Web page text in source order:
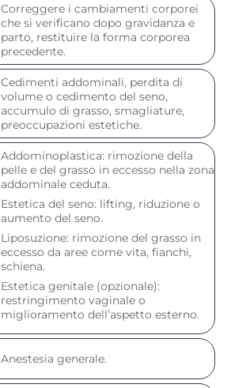
Correggere i cambiamenti corporei
che si verificano dopo gravidanza e
parto, restituire la forma corporea
precedente.
Cedimenti addominali, perdita di
volume o cedimento del seno,
accumulo di grasso, smagliature,
preoccupazioni estetiche.
Addominoplastica: rimozione della
pelle e del grasso in eccesso nella zona
addominale ceduta.
Estetica del seno: lifting, riduzione o
aumento del seno.
Liposuzione: rimozione del grasso in
eccesso da aree come vita, fianchi,
schiena.
Estetica genitale (opzionale):
restringimento vaginale o
miglioramento dell’aspetto esterno.
Anestesia generale.